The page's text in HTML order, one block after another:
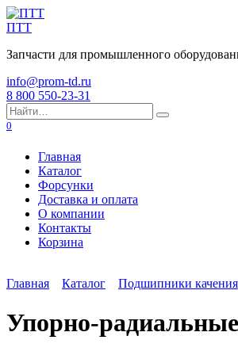
Перейти
к
ПТТ
Запчасти для промышленного
info@prom-td.ru
8 800 550-23-31
Search
for:
0
Главная
Каталог
Форсунки
Доставка и оплата
О компании
Контакты
Корзина
Главная Каталог Подшипники качения
Упорно-